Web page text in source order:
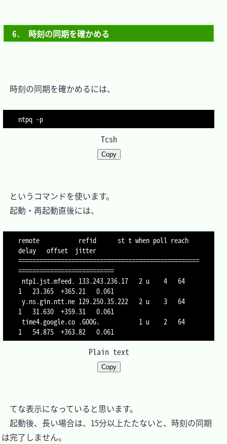
6.　時刻の同期を確かめる
時刻の同期を確かめるには、
ntpq -p
Tcsh
Copy
というコマンドを使います。
起動・再起動直後には、
remote           refid      st t when poll reach
delay   offset  jitter
===================================================
===========================
1   23.365  +365.21   0.061
y.ns.gin.ntt.ne 129.250.35.222   2 u    3   64
1   31.630  +359.31   0.061
time4.google.co .GOOG.           1 u    2   64
1   54.875  +363.82   0.061
Plain text
Copy
てな表示になっていると思います。
起動後、長い場合は、15分以上たたないと、時刻の同期
は完了しません。